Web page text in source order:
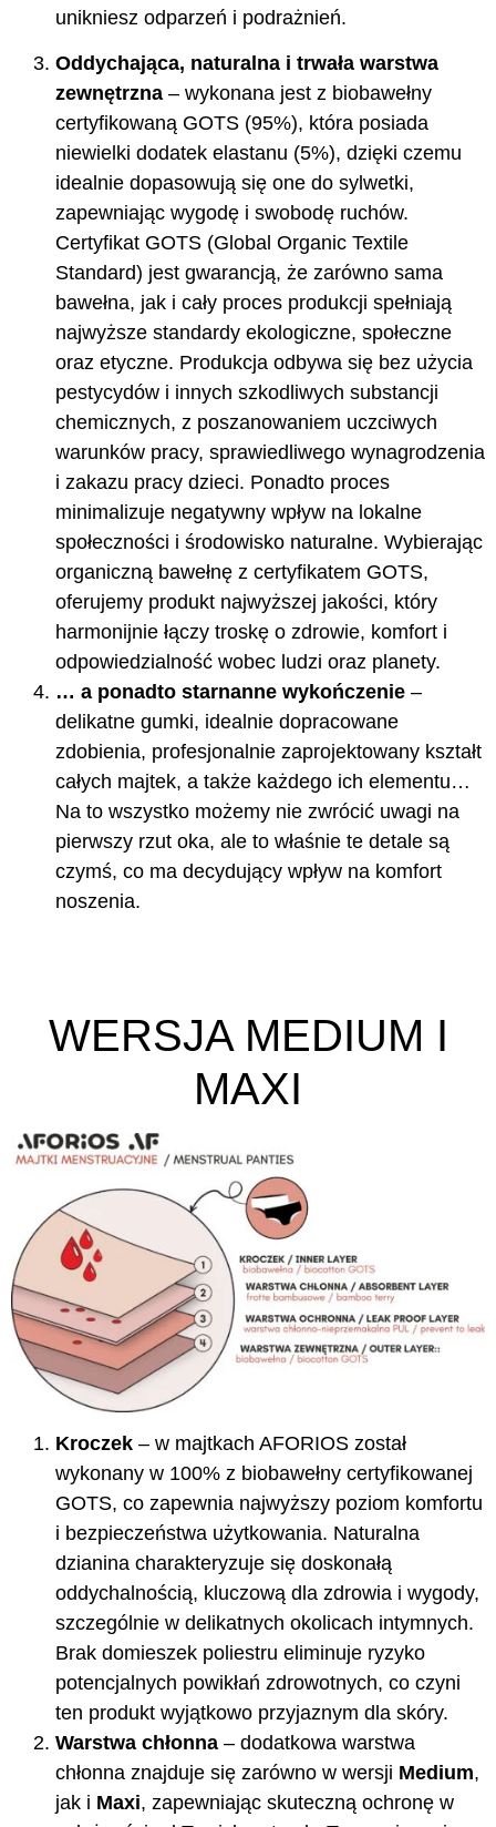
unikniesz odparzeń i podrażnień.
Oddychająca, naturalna i trwała warstwa
zewnętrzna – wykonana jest z biobawełny
certyfikowaną GOTS (95%), która posiada
niewielki dodatek elastanu (5%), dzięki czemu
idealnie dopasowują się one do sylwetki,
zapewniając wygodę i swobodę ruchów.
Certyfikat GOTS (Global Organic Textile
Standard) jest gwarancją, że zarówno sama
bawełna, jak i cały proces produkcji spełniają
najwyższe standardy ekologiczne, społeczne
oraz etyczne. Produkcja odbywa się bez użycia
pestycydów i innych szkodliwych substancji
chemicznych, z poszanowaniem uczciwych
warunków pracy, sprawiedliwego wynagrodzenia
i zakazu pracy dzieci. Ponadto proces
minimalizuje negatywny wpływ na lokalne
społeczności i środowisko naturalne. Wybierając
organiczną bawełnę z certyfikatem GOTS,
oferujemy produkt najwyższej jakości, który
harmonijnie łączy troskę o zdrowie, komfort i
odpowiedzialność wobec ludzi oraz planety.
… a ponadto starnanne wykończenie –
delikatne gumki, idealnie dopracowane
zdobienia, profesjonalnie zaprojektowany kształt
całych majtek, a także każdego ich elementu…
Na to wszystko możemy nie zwrócić uwagi na
pierwszy rzut oka, ale to właśnie te detale są
czymś, co ma decydujący wpływ na komfort
noszenia.
WERSJA MEDIUM I
MAXI
Kroczek – w majtkach AFORIOS został
wykonany w 100% z biobawełny certyfikowanej
GOTS, co zapewnia najwyższy poziom komfortu
i bezpieczeństwa użytkowania. Naturalna
dzianina charakteryzuje się doskonałą
oddychalnością, kluczową dla zdrowia i wygody,
szczególnie w delikatnych okolicach intymnych.
Brak domieszek poliestru eliminuje ryzyko
potencjalnych powikłań zdrowotnych, co czyni
ten produkt wyjątkowo przyjaznym dla skóry.
Warstwa chłonna – dodatkowa warstwa
chłonna znajduje się zarówno w wersji Medium,
jak i Maxi, zapewniając skuteczną ochronę w